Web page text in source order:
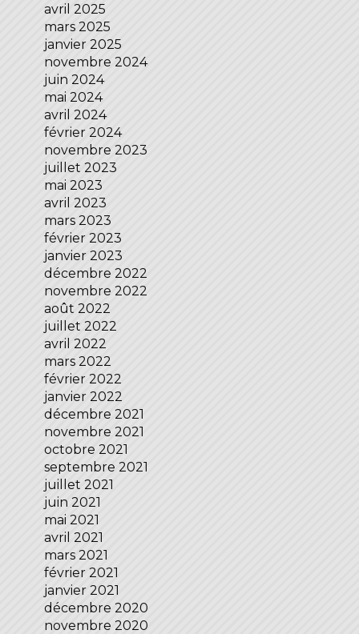
avril 2025
mars 2025
janvier 2025
novembre 2024
juin 2024
mai 2024
avril 2024
février 2024
novembre 2023
juillet 2023
mai 2023
avril 2023
mars 2023
février 2023
janvier 2023
décembre 2022
novembre 2022
août 2022
juillet 2022
avril 2022
mars 2022
février 2022
janvier 2022
décembre 2021
novembre 2021
octobre 2021
septembre 2021
juillet 2021
juin 2021
mai 2021
avril 2021
mars 2021
février 2021
janvier 2021
décembre 2020
novembre 2020